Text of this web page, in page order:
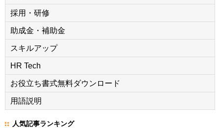
採用・研修
助成金・補助金
スキルアップ
HR Tech
お役立ち書式無料ダウンロード
用語説明
人気記事ランキング